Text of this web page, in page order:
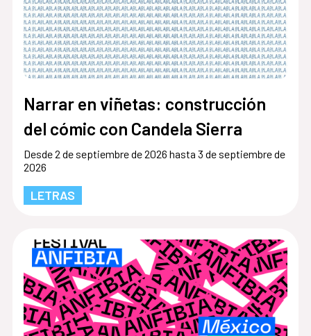
Narrar en viñetas: construcción
del cómic con Candela Sierra
Desde 2 de septiembre de 2026 hasta 3 de septiembre de
2026
LETRAS